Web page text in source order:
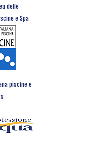
delle
e Spa
piscine e